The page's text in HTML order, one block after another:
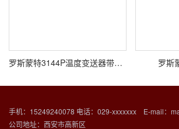
罗斯蒙特3144P温度变送器带214C RTD 温度传感器 罗斯
手机：15249240078 电话：029-xxxxxxx E-mail：
公司地址：西安市高新区